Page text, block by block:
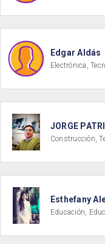
Edgar Aldás
Electrónica,
JORGE
Construcción,
Esthefany
Educación,